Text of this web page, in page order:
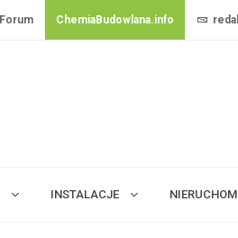
Forum ChemiaBudowlana.info
INSTALACJE